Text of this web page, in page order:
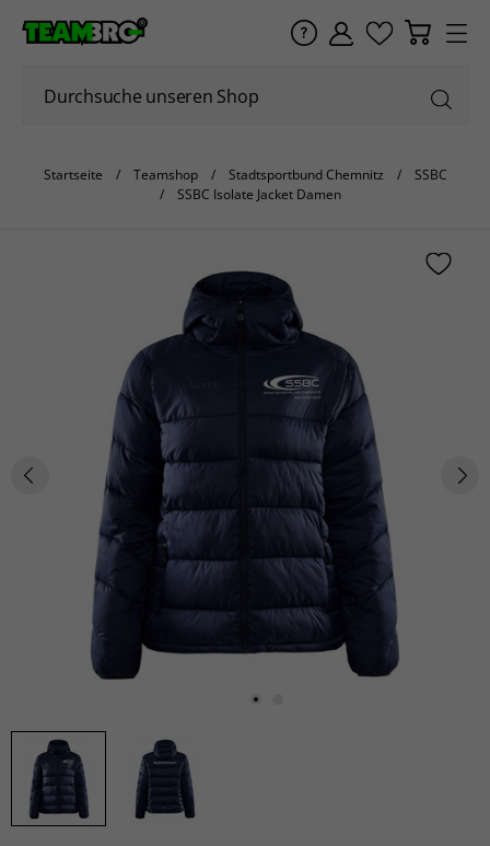
Startseite Teamshop Stadtsportbund Chemnitz
SSBC
SSBC Isolate Jacket Damen